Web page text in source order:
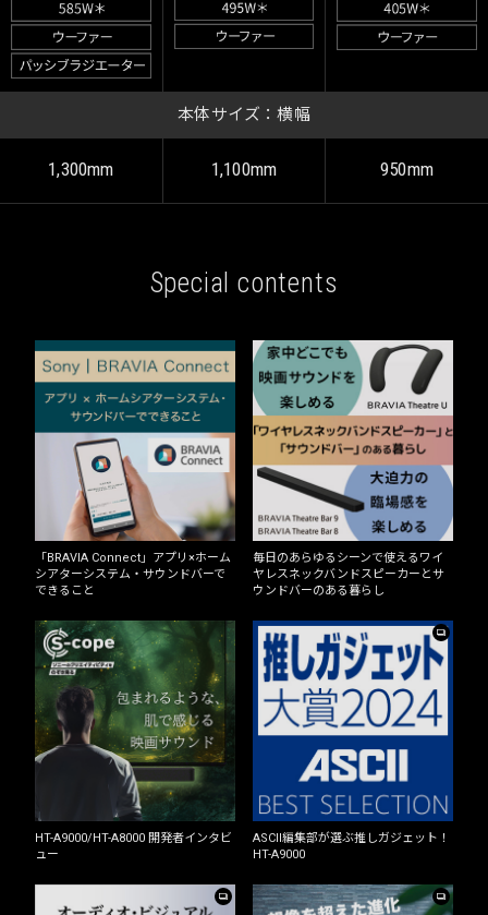
本体サイズ：横幅
1,300mm 1,100mm 950mm
Special contents
「BRAVIA Connect」アプリ×ホーム
シアターシステム・サウンドバーで
できること
毎日のあらゆるシーンで使えるワイ
ヤレスネックバンドスピーカーとサ
ウンドバーのある暮らし
HT-A9000/HT-A8000 開発者インタビ
ュー
ASCII編集部が選ぶ推しガジェット！
HT-A9000